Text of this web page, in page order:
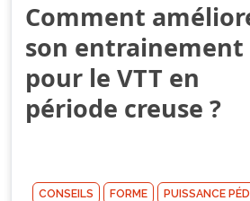
Comment
son entrainement
pour le VTT en
période creuse ?
CONSEILS FORME PUISSANCE